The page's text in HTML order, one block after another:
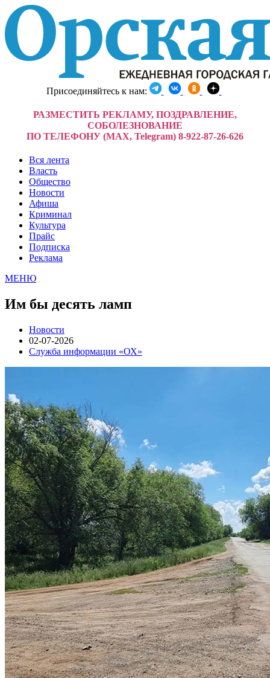
Присоединяйтесь к нам:
РАЗМЕСТИТЬ РЕКЛАМУ, ПОЗДРАВЛЕНИЕ,
СОБОЛЕЗНОВАНИЕ
ПО ТЕЛЕФОНУ (MAX, Telegram) 8-922-87-26-626
Вся лента
Власть
Общество
Новости
Афиша
Криминал
Культура
Прайс
Подписка
Реклама
МЕНЮ
Им бы десять ламп
Новости
02-07-2026
Служба информации «ОХ»